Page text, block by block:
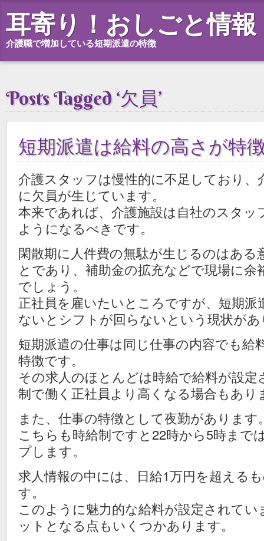
耳寄り！おしごと情報
介護職で増加している短期派遣の特徴
Posts Tagged ‘欠員’
短期派遣は給料の高さが特
介護スタッフは慢性的に不足しており、
に欠員が生じています。
本来であれば、介護施設は自社のスタッ
ようになるべきです。
閑散期に人件費の無駄が生じるのはある
とであり、補助金の拡充などで現場に余
でしょう。
正社員を雇いたいところですが、短期
ないとシフトが回らないという現状が
短期派遣の仕事は同じ仕事の内容でも給
特徴です。
その求人のほとんどは時給で給料が設定
制で働く正社員より高くなる場合もあり
また、仕事の特徴として夜勤があります
こちらも時給制ですと22時から5時まで
プします。
求人情報の中には、日給1万円を超える
す。
このように魅力的な給料が設定されて
ットとなる点もいくつかあります。